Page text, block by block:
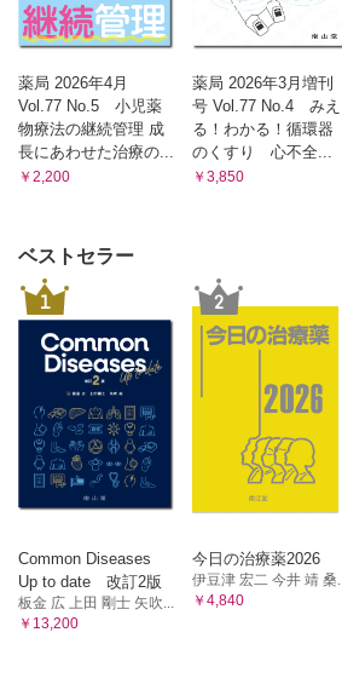
薬局 2026年4月
Vol.77 No.5 小児薬
物療法の継続管理 成
長にあわせた治療の...
￥2,200
薬局 2026年3月増刊
号 Vol.77 No.4 みえ
る！わかる！循環器
のくすり 心不全...
￥3,850
ベストセラー
1
Common Diseases
Up to date 改訂2版
板金 広 上田 剛士 矢吹...
￥13,200
2
今日の治療薬2026
伊豆津 宏二 今井 靖 桑...
￥4,840